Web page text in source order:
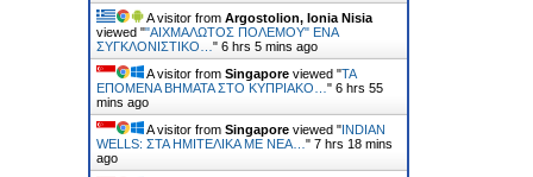
A visitor from Argostolion, Ionia Nisia
viewed ""ΑΙΧΜΑΛΩΤΟΣ ΠΟΛΕΜΟΥ" ΕΝΑ
ΣΥΓΚΛΟΝΙΣΤΙΚΟ… " 6 hrs 5 mins ago
A visitor from Singapore viewed "ΤΑ
ΕΠΟΜΕΝΑ ΒΗΜΑΤΑ ΣΤΟ ΚΥΠΡΙΑΚΟ… " 6 hrs 55
mins ago
A visitor from Singapore viewed " INDIAN
WELLS: ΣΤΑ ΗΜΙΤΕΛΙΚΑ ΜΕ ΝΕΑ… " 7 hrs 18 mins
ago